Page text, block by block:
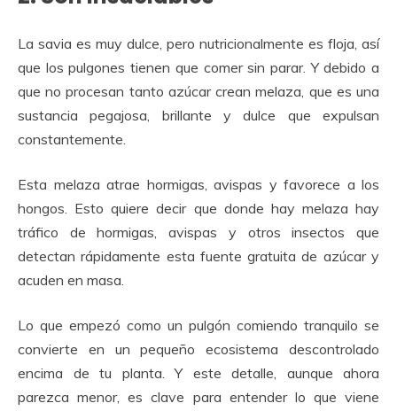
La savia es muy dulce, pero nutricionalmente es floja, así
que los pulgones tienen que comer sin parar. Y debido a
que no procesan tanto azúcar crean melaza, que es una
sustancia pegajosa, brillante y dulce que expulsan
constantemente.
Esta melaza atrae hormigas, avispas y favorece a los
hongos. Esto quiere decir que donde hay melaza hay
tráfico de hormigas, avispas y otros insectos que
detectan rápidamente esta fuente gratuita de azúcar y
acuden en masa.
Lo que empezó como un pulgón comiendo tranquilo se
convierte en un pequeño ecosistema descontrolado
encima de tu planta. Y este detalle, aunque ahora
parezca menor, es clave para entender lo que viene